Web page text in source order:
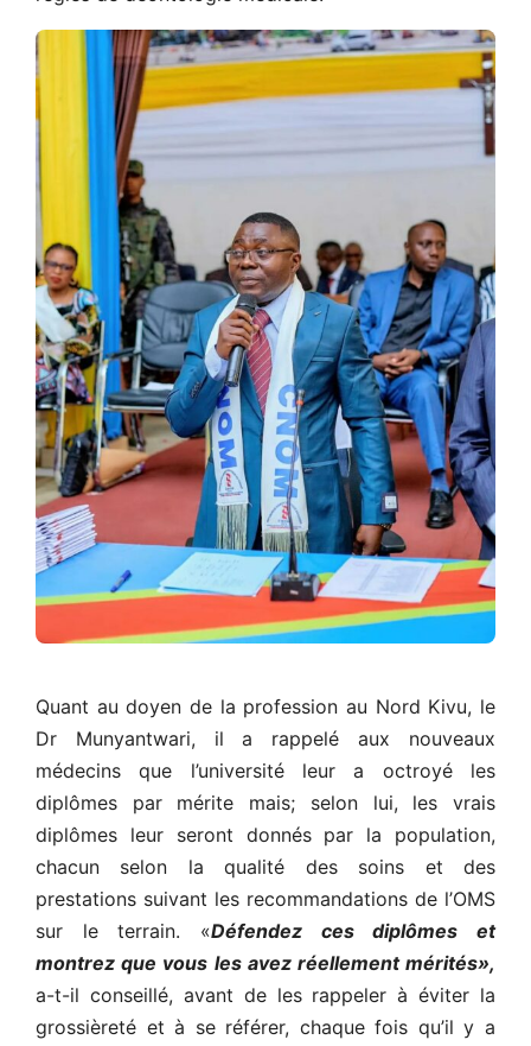
Quant au doyen de la profession au Nord Kivu, le
Dr Munyantwari, il a rappelé aux nouveaux
médecins que l’université leur a octroyé les
diplômes par mérite mais; selon lui, les vrais
diplômes leur seront donnés par la population,
chacun selon la qualité des soins et des
prestations suivant les recommandations de l’OMS
sur le terrain. «Défendez ces diplômes et
montrez que vous les avez réellement mérités»,
a-t-il conseillé, avant de les rappeler à éviter la
grossièreté et à se référer, chaque fois qu’il y a